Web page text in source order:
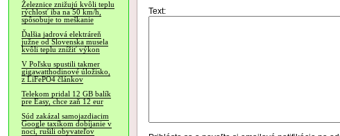
Železnice znižujú kvôli teplu
rýchlosť iba na 50 km/h,
spôsobuje to meškanie
Ďalšia jadrová elektráreň
južne od Slovenska musela
kvôli teplu znížiť výkon
V Poľsku spustili takmer
gigawatthodinové úložisko,
z LiFePO4 článkov
Telekom pridal 12 GB balík
pre Easy, chce zaň 12 eur
Súd zakázal samojazdiacim
Google taxíkom dobíjanie v
noci, rušili obyvateľov
Text: